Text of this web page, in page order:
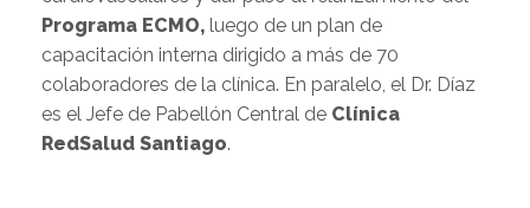
Programa ECMO, luego de un plan de
capacitación interna dirigido a más de 70
colaboradores de la clínica. En paralelo, el Dr. Díaz
es el Jefe de Pabellón Central de Clínica
RedSalud Santiago.